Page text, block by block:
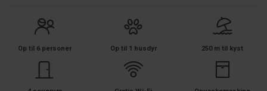
Op til 6 personer Op til 1 husdyr 250 m til kyst